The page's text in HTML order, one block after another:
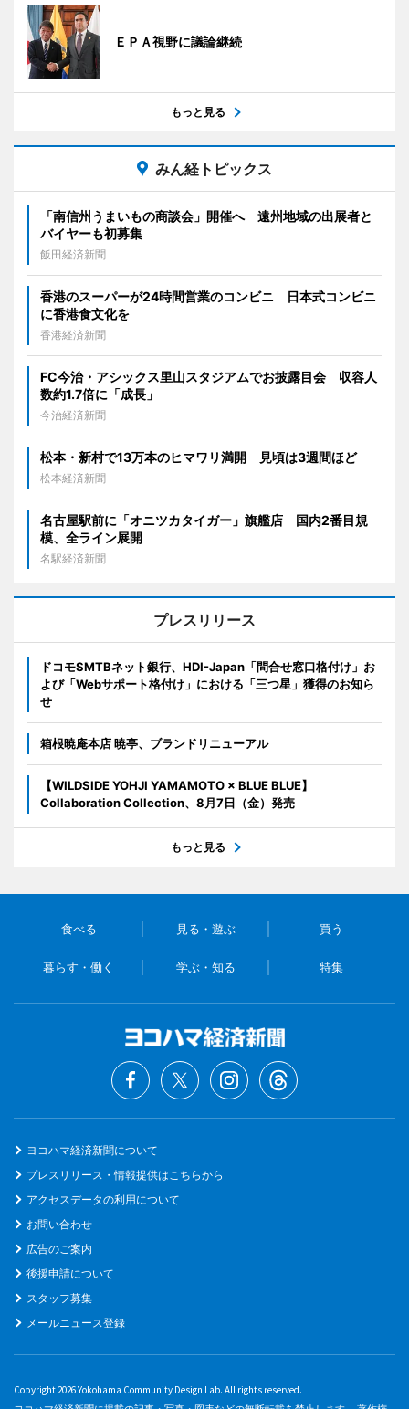
ＥＰＡ視野に議論継続
もっと見る
みん経トピックス
「南信州うまいもの商談会」開催へ 遠州地域の出展者と
バイヤーも初募集
飯田経済新聞
香港のスーパーが24時間営業のコンビニ 日本式コンビニ
に香港食文化を
香港経済新聞
FC今治・アシックス里山スタジアムでお披露目会 収容人
数約1.7倍に「成長」
今治経済新聞
松本・新村で13万本のヒマワリ満開 見頃は3週間ほど
松本経済新聞
名古屋駅前に「オニツカタイガー」旗艦店 国内2番目規
模、全ライン展開
名駅経済新聞
プレスリリース
ドコモSMTBネット銀行、HDI-Japan「問合せ窓口格付け」お
よび「Webサポート格付け」における「三つ星」獲得のお知ら
せ
箱根暁庵本店 暁亭、ブランドリニューアル
【WILDSIDE YOHJI YAMAMOTO × BLUE BLUE】
Collaboration Collection、8月7日（金）発売
もっと見る
食べる 見る・遊ぶ 買う
暮らす・働く 学ぶ・知る 特集
ヨコハマ経済新聞について
プレスリリース・情報提供はこちらから
アクセスデータの利用について
お問い合わせ
広告のご案内
後援申請について
スタッフ募集
メールニュース登録
Copyright 2026 Yokohama Community Design Lab. All rights reserved.